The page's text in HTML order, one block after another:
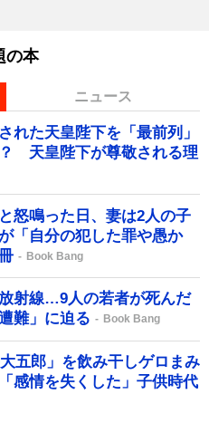
の本
ニュース
れた天皇陛下を「最前列」
天皇陛下が尊敬される理
怒鳴った日、妻は2人の子
「自分の犯した罪や愚か
Book Bang
射線…9人の若者が死んだ
難」に迫る
Book Bang
五郎」を飲み干しゲロまみ
感情を失くした」子供時代